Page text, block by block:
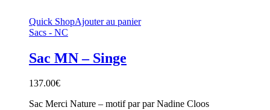
Quick ShopAjouter au panier
Sacs - NC
Sac MN – Singe
137.00€
Sac Merci Nature – motif par par Nadine Cloos